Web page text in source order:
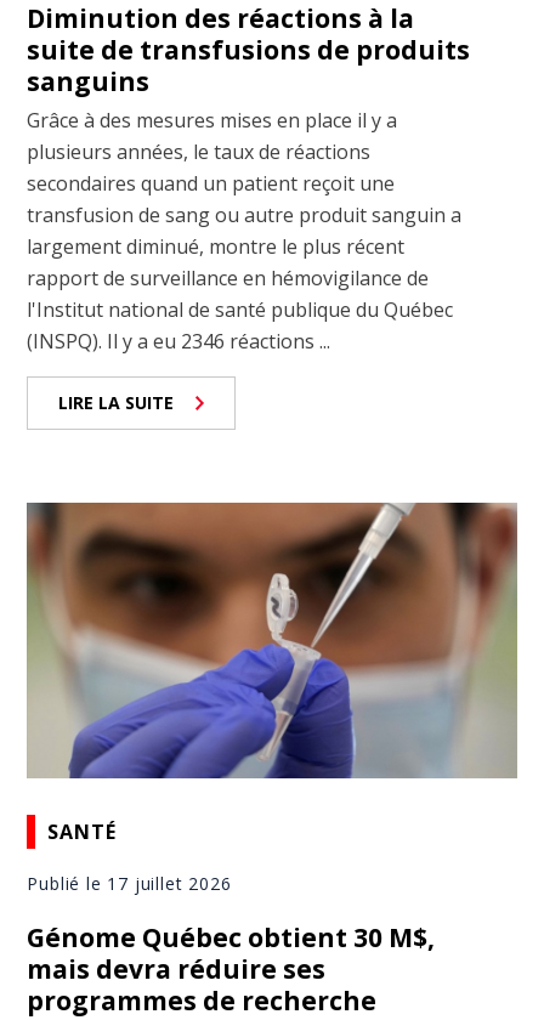
Diminution des réactions à la
suite de transfusions de produits
sanguins
Grâce à des mesures mises en place il y a
plusieurs années, le taux de réactions
secondaires quand un patient reçoit une
transfusion de sang ou autre produit sanguin a
largement diminué, montre le plus récent
rapport de surveillance en hémovigilance de
l'Institut national de santé publique du Québec
(INSPQ). Il y a eu 2346 réactions ...
LIRE LA SUITE
SANTÉ
Publié le 17 juillet 2026
Génome Québec obtient 30 M$,
mais devra réduire ses
programmes de recherche